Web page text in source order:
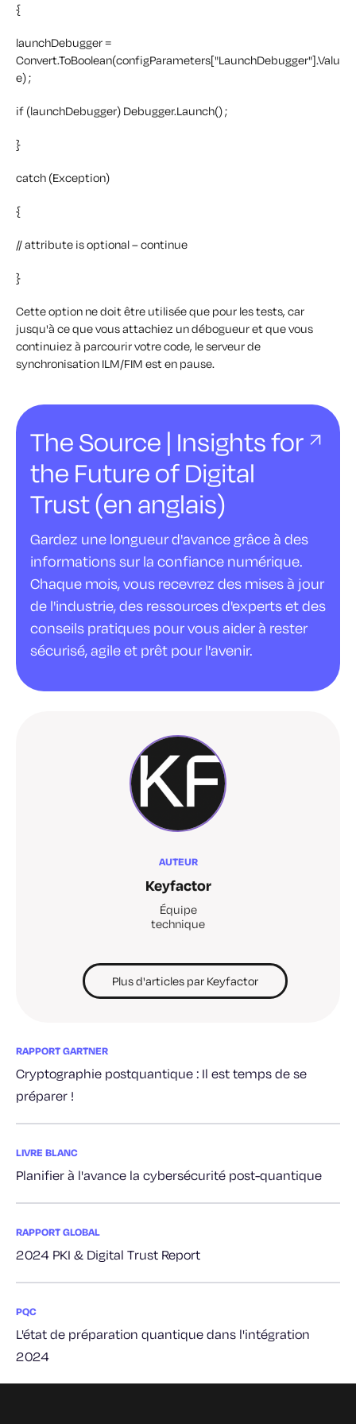
{
launchDebugger =
Convert.ToBoolean(configParameters["LaunchDebugger"].Valu
e) ;
if (launchDebugger) Debugger.Launch() ;
}
catch (Exception)
{
// attribute is optional – continue
}
Cette option ne doit être utilisée que pour les tests, car
jusqu'à ce que vous attachiez un débogueur et que vous
continuiez à parcourir votre code, le serveur de
synchronisation ILM/FIM est en pause.
The Source | Insights for
the Future of Digital
Trust (en anglais)
Gardez une longueur d'avance grâce à des
informations sur la confiance numérique.
Chaque mois, vous recevrez des mises à jour
de l'industrie, des ressources d'experts et des
conseils pratiques pour vous aider à rester
sécurisé, agile et prêt pour l'avenir.
AUTEUR
Keyfactor
Équipe
technique
Plus d'articles par Keyfactor
RAPPORT GARTNER
Cryptographie postquantique : Il est temps de se
préparer !
LIVRE BLANC
Planifier à l'avance la cybersécurité post-quantique
RAPPORT GLOBAL
2024 PKI & Digital Trust Report
PQC
L'état de préparation quantique dans l'intégration
2024